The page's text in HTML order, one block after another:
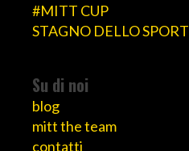
#MITT CUP
STAGNO DELLO SPORT
Su di noi
blog
mitt the team
contatti